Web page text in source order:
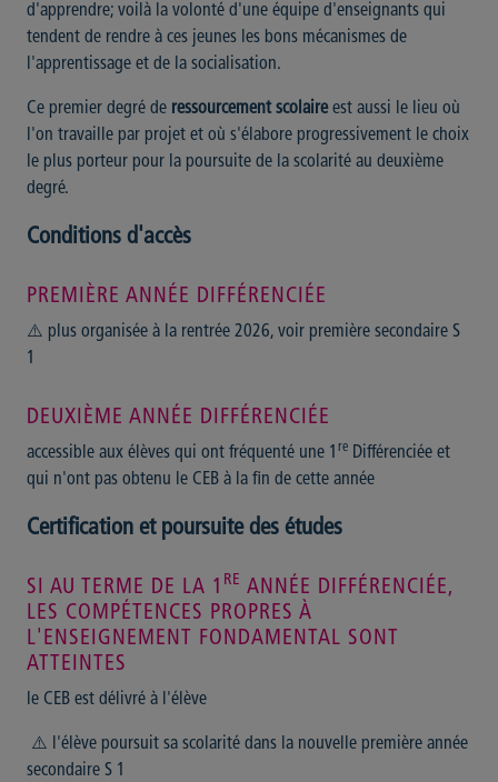
d'apprendre; voilà la volonté d'une équipe d'enseignants qui
tendent de rendre à ces jeunes les bons mécanismes de
l'apprentissage et de la socialisation.
Ce premier degré de ressourcement scolaireest aussi le lieu où
l'on travaille par projet et où s'élabore progressivement le choix
le plus porteur pour la poursuite de la scolarité au deuxième
degré.
Conditions d'accès
PREMIÈRE ANNÉE DIFFÉRENCIÉE
⚠️ plus organisée à la rentrée 2026, voir première secondaire S
1
DEUXIÈME ANNÉE DIFFÉRENCIÉE
accessible aux élèves qui ont fréquenté une 1 re Différenciée et
qui n'ont pas obtenu le CEB à la fin de cette année
Certification et poursuite des études
SI AU TERME DE LA 1 RE ANNÉE DIFFÉRENCIÉE,
LES COMPÉTENCES PROPRES À
L'ENSEIGNEMENT FONDAMENTAL SONT
ATTEINTES
le CEB est délivré à l'élève
⚠️ l'élève poursuit sa scolarité dans la nouvelle première année
secondaire S 1